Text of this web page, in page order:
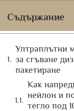
Съдържание
Ултраплътни
за сгъване
пакетиране
Как
нейлон и
тегло под